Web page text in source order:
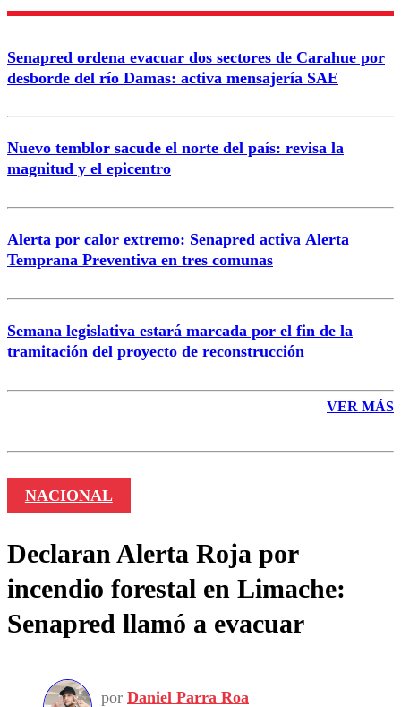
Correo
Senapred ordena evacuar dos sectores de Carahue por
desborde del río Damas: activa mensajería SAE
Nuevo temblor sacude el norte del país: revisa la
magnitud y el epicentro
Alerta por calor extremo: Senapred activa Alerta
Temprana Preventiva en tres comunas
Semana legislativa estará marcada por el fin de la
tramitación del proyecto de reconstrucción
VER MÁS
NACIONAL
Declaran Alerta Roja por
incendio forestal en Limache:
Senapred llamó a evacuar
por Daniel Parra Roa